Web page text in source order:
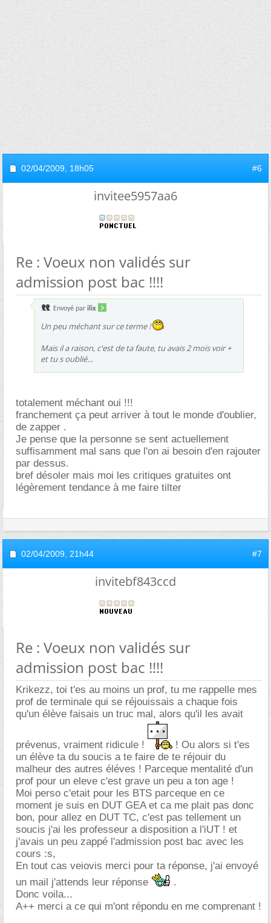
02/04/2009, 18h05 #6
invitee5957aa6
Re : Voeux non validés sur
admission post bac !!!!
Envoyé par ilix
Un peu méchant sur ce terme !
Mais il a raison, c'est de ta faute, tu avais 2 mois voir +
et tu s oublié...
totalement méchant oui !!!
franchement ça peut arriver à tout le monde d'oublier,
de zapper .
Je pense que la personne se sent actuellement
suffisamment mal sans que l'on ai besoin d'en rajouter
par dessus.
bref désoler mais moi les critiques gratuites ont
légèrement tendance à me faire tilter
02/04/2009, 21h44 #7
invitebf843ccd
Re : Voeux non validés sur
admission post bac !!!!
Krikezz, toi t'es au moins un prof, tu me rappelle mes
prof de terminale qui se réjouissais a chaque fois
qu'un élève faisais un truc mal, alors qu'il les avait
prévenus, vraiment ridicule !
! Ou alors si t'es
un élève ta du soucis a te faire de te réjouir du
malheur des autres éléves ! Parceque mentalité d'un
prof pour un eleve c'est grave un peu a ton age !
Moi perso c'etait pour les BTS parceque en ce
moment je suis en DUT GEA et ca me plait pas donc
bon, pour allez en DUT TC, c'est pas tellement un
soucis j'ai les professeur a disposition a l'iUT ! et
j'avais un peu zappé l'admission post bac avec les
cours :s,
En tout cas veiovis merci pour ta réponse, j'ai envoyé
un mail j'attends leur réponse
.
Donc voila...
A++ merci a ce qui m'ont répondu en me comprenant !